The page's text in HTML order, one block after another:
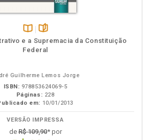
Disponível
na
páginas
e a Supremacia da Constituição
Federal
Guilherme Lemos Jorge
ISBN: 978853624069-5
Páginas: 228
em: 10/01/2013
VERSÃO IMPRESSA
deR$ 109,90* por